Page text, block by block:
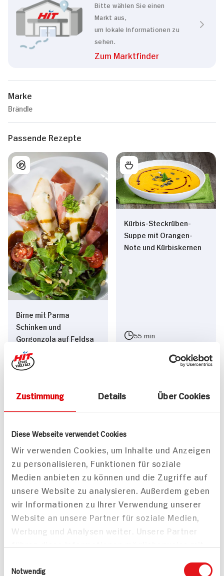
Zustimmung Details Über Cookies
Diese Webseite verwendet Cookies
Wir verwenden Cookies, um Inhalte und Anzeigen
zu personalisieren, Funktionen für soziale
Medien anbieten zu können und die Zugriffe auf
unsere Website zu analysieren. Außerdem geben
wir Informationen zu Ihrer Verwendung unserer
Website an unsere Partner für soziale Medien,
Werbung und Analysen weiter. Unsere Partner
bereitgestellt haben oder die sie im Rahmen
Notwendig
Bitte wählen Sie einen
Markt aus,
um lokale Informationen zu
sehen.
Zum Marktfinder
Marke
Brändle
Passende Rezepte
Birne mit Parma
Schinken und
Gorgonzola auf Feldsa
25 min
278 kcal p. Portion
Kürbis-Steckrüben-
Suppe mit Orangen-
Note und Kürbiskernen
55 min
Kürbis-Steckrüben-
Suppe mit Orangen-
Note und Kürbiskernen
55 min
614 kcal p. Portion
Leicht
Vegan
Hirschrücken mit Kürbis-
Passionsfruchtrisotto
und Nusscrunch
90 min
980 kcal p. Portion
Schwer